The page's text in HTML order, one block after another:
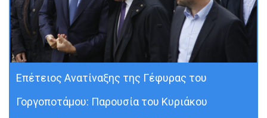
Επέτειος Ανατίναξης της Γέφυρας του
Γοργοποτάμου: Παρουσία του Κυριάκου